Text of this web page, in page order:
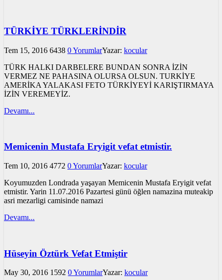
TÜRKİYE TÜRKLERİNDİR
Tem 15, 2016 6438 0 YorumlarYazar: kocular
TÜRK HALKI DARBELERE BUNDAN SONRA İZİN
VERMEZ NE PAHASINA OLURSA OLSUN. TURKİYE
AMERİKA YALAKASI FETO TÜRKİYEYİ KARIŞTIRMAYA
İZİN VEREMEYİZ.
Devamı...
Memicenin Mustafa Eryigit vefat etmistir.
Tem 10, 2016 4772 0 YorumlarYazar: kocular
Koyumuzden Londrada yaşayan Memicenin Mustafa Eryigit vefat
etmistir. Yarin 11.07.2016 Pazartesi günü öğlen namazina muteakip
asri mezarligi camisinde namazi
Devamı...
Hüseyin Öztürk Vefat Etmiştir
May 30, 2016 1592 0 YorumlarYazar: kocular